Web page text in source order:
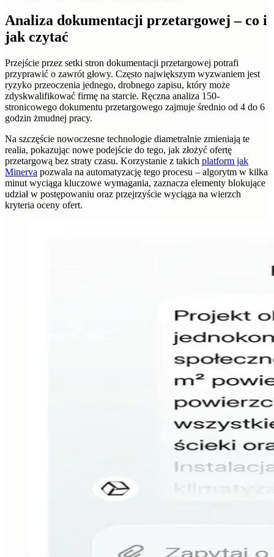
Analiza dokumentacji przetargowej – co i
jak czytać
Przejście przez setki stron dokumentacji przetargowej potrafi
przyprawić o zawrót głowy. Często największym wyzwaniem jest
ryzyko przeoczenia jednego, drobnego zapisu, który może
zdyskwalifikować firmę na starcie. Ręczna analiza 150-
stronicowego dokumentu przetargowego zajmuje średnio od 4 do 6
godzin żmudnej pracy.
Na szczęście nowoczesne technologie diametralnie zmieniają te
realia, pokazując nowe podejście do tego, jak złożyć ofertę
przetargową bez straty czasu. Korzystanie z takich platform jak
Minerva pozwala na automatyzację tego procesu – algorytm w kilka
minut wyciąga kluczowe wymagania, zaznacza elementy blokujące
udział w postępowaniu oraz przejrzyście wyciąga na wierzch
kryteria oceny ofert.